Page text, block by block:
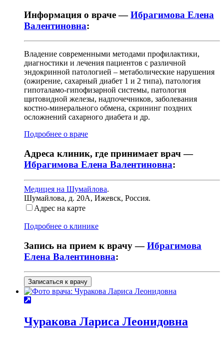
Информация о враче —Ибрагимова Елена
Валентиновна:
Владение современными методами профилактики,
диагностики и лечения пациентов с различной
эндокринной патологией – метаболические нарушения
(ожирение, сахарный диабет 1 и 2 типа), патология
гипоталамо-гипофизарной системы, патология
щитовидной железы, надпочечников, заболевания
костно-минерального обмена, скрининг поздних
осложнений сахарного диабета и др.
Подробнее о враче
Адреса клиник, где принимает врач —
Ибрагимова Елена Валентиновна:
Медицея на Шумайлова.
Шумайлова, д. 20А, Ижевск, Россия.
Адрес на карте
Подробнее о клинике
Запись на прием к врачу —Ибрагимова
Елена Валентиновна:
Записаться к врачу
Чуракова Лариса Леонидовна